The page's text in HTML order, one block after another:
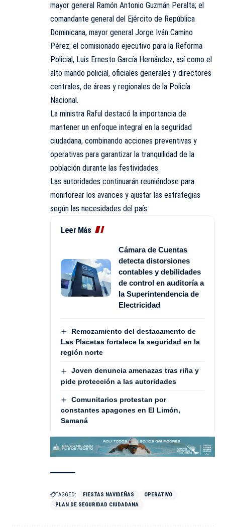
mayor general Ramón Antonio Guzmán Peralta; el
comandante general del Ejército de República
Dominicana, mayor general Jorge Iván Camino
Pérez; el comisionado ejecutivo para la Reforma
Policial, Luis Ernesto García Hernández, así como el
alto mando policial, oficiales generales y directores
centrales, de áreas y regionales de la Policía
Nacional.
La ministra Raful destacó la importancia de
mantener un enfoque integral en la seguridad
ciudadana, combinando acciones preventivas y
operativas para garantizar la tranquilidad de la
población durante las festividades.
Las autoridades continuarán reuniéndose para
monitorear los avances y ajustar las estrategias
según las necesidades del país.
Leer Más
Cámara de Cuentas
detecta distorsiones
contables y debilidades
de control en auditoría a
la Superintendencia de
Electricidad
Remozamiento del destacamento de
Las Placetas fortalece la seguridad en la
región norte
Joven denuncia amenazas tras riña y
pide protección a las autoridades
Comunitarios protestan por
constantes apagones en El Limón,
Samaná
TAGGED: FIESTAS NAVIDEÑAS
OPERATIVO
PLAN DE SEGURIDAD CIUDADANA